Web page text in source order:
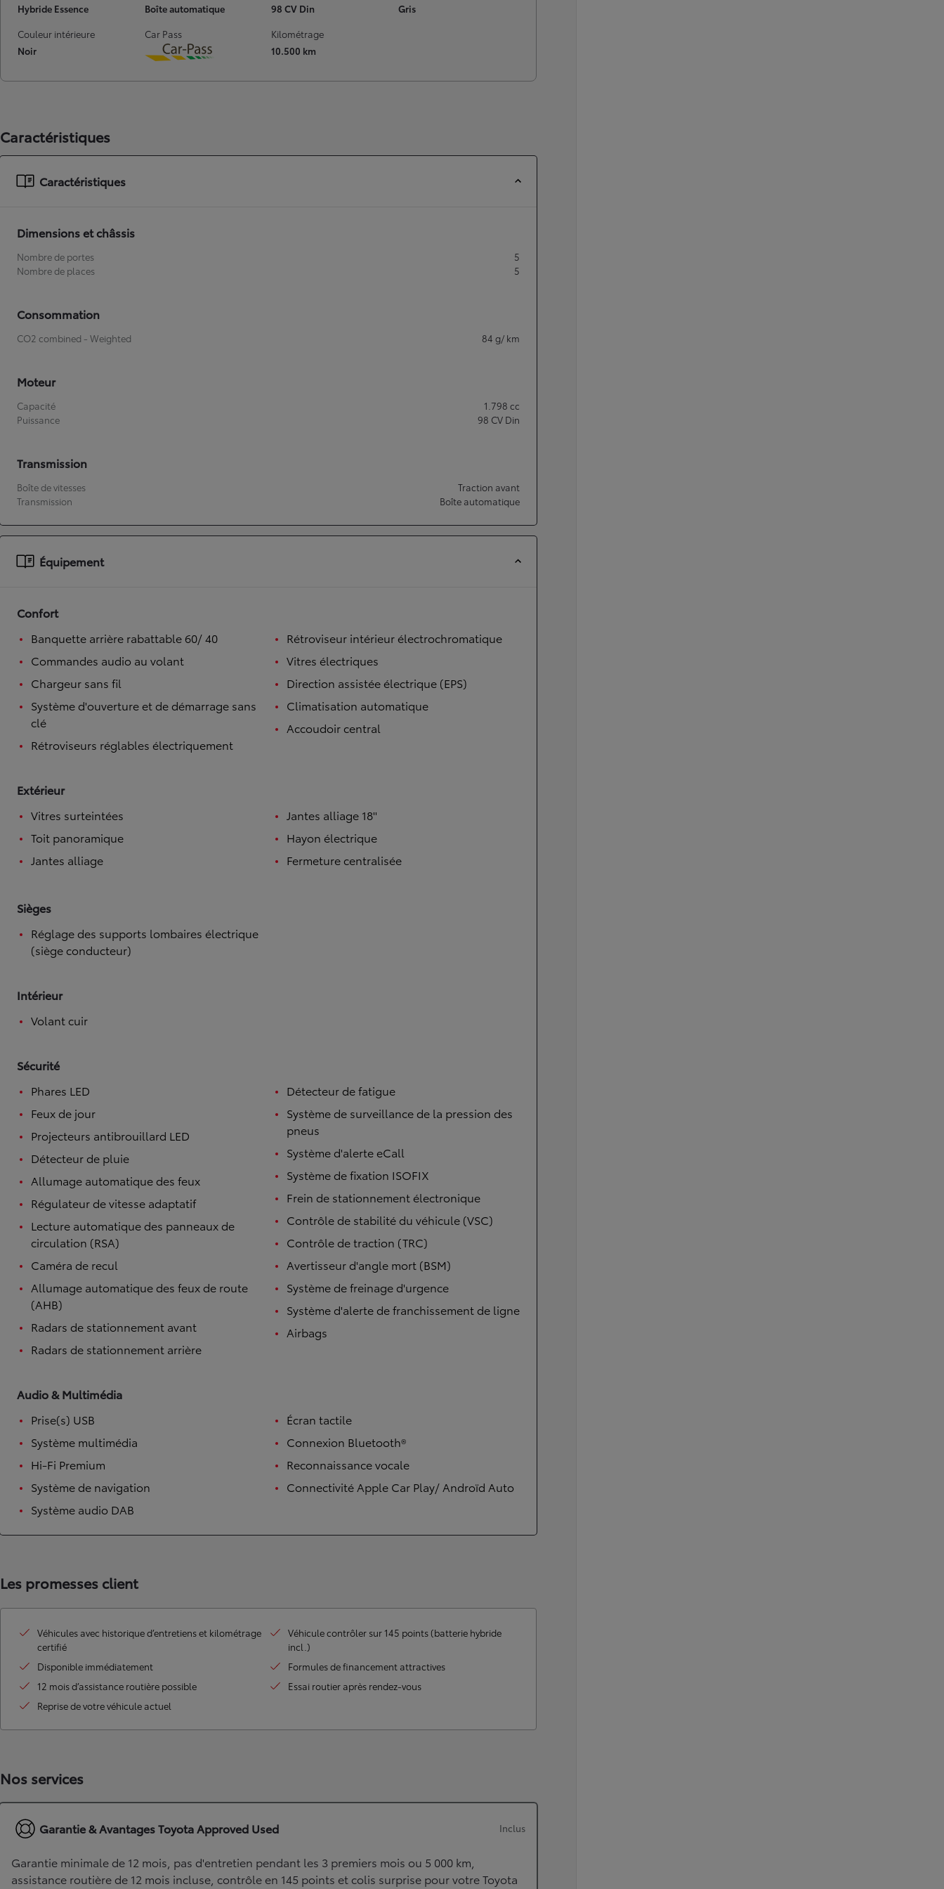
À partir de
Toyota C-HR
HYBRIDE
ou financement à partir de
HYBRIDE
ÉLECTRIQUE
Hybride Essence
Boîte automatique
98 CV Din
Gris
Couleur intérieure
Noir
Car Pass
Download
Kilométrage
10.500 km
Caractéristiques
Caractéristiques
Dimensions et châssis
Nombre de portes
5
Nombre de places
5
Consommation
CO2 combined - Weighted 84 g/ km
Moteur
Capacité 1.798 cc
Puissance
98 CV Din
Transmission
Boîte de vitesses
Traction avant
Transmission
Boîte automatique
Équipement
Confort
Banquette arrière rabattable 60/ 40
Commandes audio au volant
Chargeur sans fil
Système d'ouverture et de démarrage sans
clé
Rétroviseurs réglables électriquement
Rétroviseur intérieur électrochromatique
Vitres électriques
Direction assistée électrique (EPS)
Climatisation automatique
Accoudoir central
Extérieur
Vitres surteintées
Toit panoramique
Jantes alliage
Jantes alliage 18''
Hayon électrique
Fermeture centralisée
Sièges
Réglage des supports lombaires électrique
(siège conducteur)
Intérieur
Volant cuir
Sécurité
Phares LED
Feux de jour
Projecteurs antibrouillard LED
Détecteur de pluie
Allumage automatique des feux
Régulateur de vitesse adaptatif
Lecture automatique des panneaux de
circulation (RSA)
Caméra de recul
Allumage automatique des feux de route
(AHB)
Radars de stationnement avant
Radars de stationnement arrière
Détecteur de fatigue
Système de surveillance de la pression des
pneus
Système d'alerte eCall
Système de fixation ISOFIX
Frein de stationnement électronique
Contrôle de stabilité du véhicule (VSC)
Contrôle de traction (TRC)
Avertisseur d'angle mort (BSM)
Système de freinage d'urgence
Système d'alerte de franchissement de ligne
Airbags
Audio & Multimédia
Prise(s) USB
Système multimédia
Hi-Fi Premium
Système de navigation
Système audio DAB
Écran tactile
Connexion Bluetooth®
Reconnaissance vocale
Connectivité Apple Car Play/ Androïd Auto
Les promesses client
Véhicules avec historique d’entretiens et kilométrage
certifié
Véhicule contrôler sur 145 points (batterie hybride
incl.)
Disponible immédiatement
Formules de financement attractives
12 mois d’assistance routière possible
Essai routier après rendez-vous
Reprise de votre véhicule actuel
Nos services
Garantie & Avantages Toyota Approved Used Inclus
Garantie minimale de 12 mois, pas d'entretien pendant les 3 premiers mois ou 5 000 km,
assistance routière de 12 mois incluse, contrôle en 145 points et colis surprise pour votre Toyota